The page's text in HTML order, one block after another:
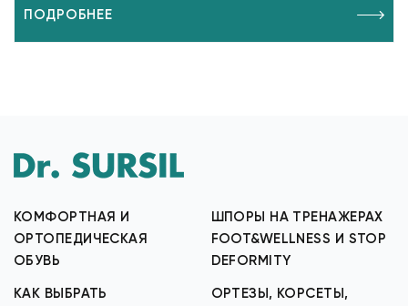
ПОДРОБНЕЕ
КОМФОРТНАЯ И
ОРТОПЕДИЧЕСКАЯ
ОБУВЬ
КАК ВЫБРАТЬ
ШПОРЫ НА ТРЕНАЖЕРАХ
FOOT&WELLNESS И STOP
DEFORMITY
ОРТЕЗЫ, КОРСЕТЫ,